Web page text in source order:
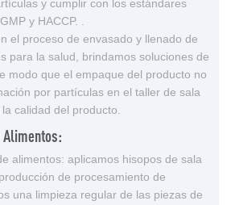
y cumplir con los estándares
y HACCP. .
el proceso de envasado y llenado de
para la salud, brindamos soluciones de
modo que el empaque del producto no
por partículas en el taller de sala
calidad del producto.
Alimentos:
alimentos: aplicamos hisopos de sala
de procesamiento de
una limpieza regular de las piezas de